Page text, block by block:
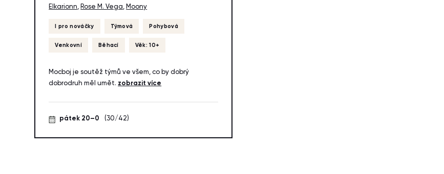
Elkarionn, Rose M. Vega, Moony
I pro nováčky Týmová Pohybová
Venkovní Běhací Věk: 10+
Mocboj je soutěž týmů ve všem, co by dobrý
dobrodruh měl umět. zobrazit více
pátek 20–0 (30/42)